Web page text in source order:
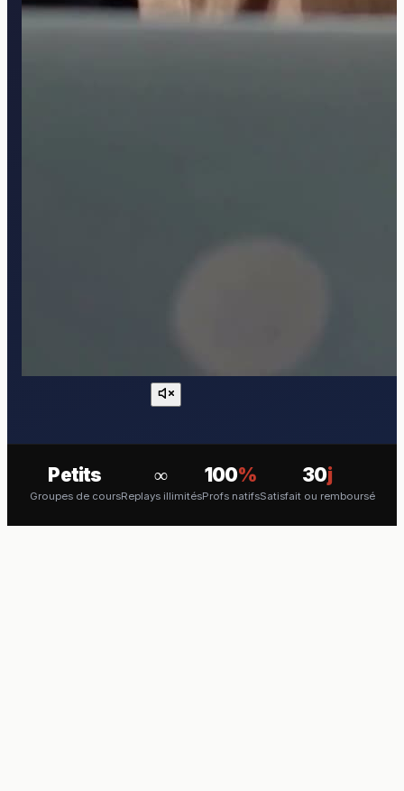
Petits
Groupes de cours
∞
Replays illimités
100%
Profs natifs
30j
Satisfait ou remboursé